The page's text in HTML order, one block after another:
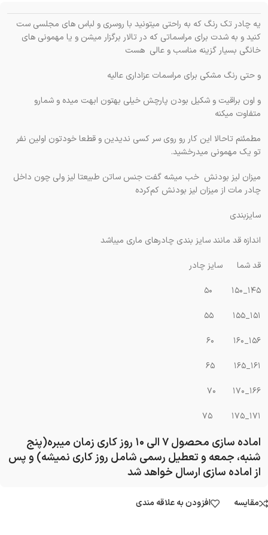
یه چادر تک رنگ که به راحتی میتونید با روسری و لباس های مجلسی ست
کنید و به شدت برای مراسماتی که در تالار برگزار میشن و یا مهمونی های
خانگی بسیار گزینه مناسب و عالی هست
و حتی رنگ مشکی برای مراسمات عزاداری عالیه
و اون براقیت و شکیل بودن پارچش خیلی بهتون ابهت میده و شمارو
متفاوت میکنه
مطمئنم تاحالا این کار رو روی سر کسی ندیدین و قطعا خودتون اولین نفر
تو یک مهمونی میدرخشید.
میزان لیز بودنش خب میشه گفت جنس ساتن طبیعتا لیز ولی چون داخل
چادر مات از میزان لیز بودنش کم‌کرده
سایزبندی
اندازه قد مانند سایز بندی چادرهای ماری میباشد
قد شما سایز چادر
۱۴۵_۱۵۰ ۵۰
۱۵۱_۱۵۵ ۵۵
۱۵۶_۱۶۰ ۶۰
۱۶۱_۱۶۵ ۶۵
۱۶۶_۱۷۰ ۷۰
۱۷۱_۱۷۵ ۷۵
اماده سازی محصول ۷ الی ۱۰ روز کاری زمان میبره(پنج
شنبه، جمعه و تعطیل رسمی شامل روز کاری نمیشه) و پس
از اماده سازی ارسال خواهد شد
مقایسه افزودن به علاقه مندی